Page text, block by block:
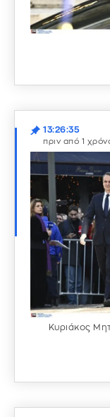
13:26:35
πριν από 1
Κυριάκος